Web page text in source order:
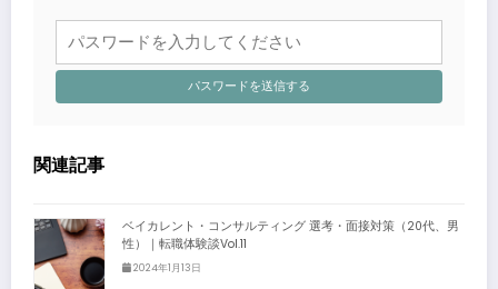
パスワードを送信する
関連記事
ベイカレント・コンサルティング 選考・面接対策（20代、男
性）｜転職体験談Vol.11
2024年1月13日